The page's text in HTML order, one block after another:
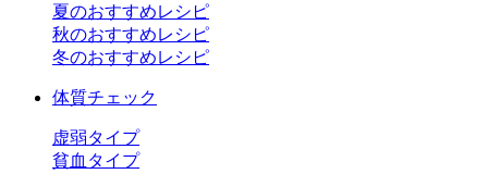
夏のおすすめレシピ
秋のおすすめレシピ
冬のおすすめレシピ
体質チェック
虚弱タイプ
貧血タイプ